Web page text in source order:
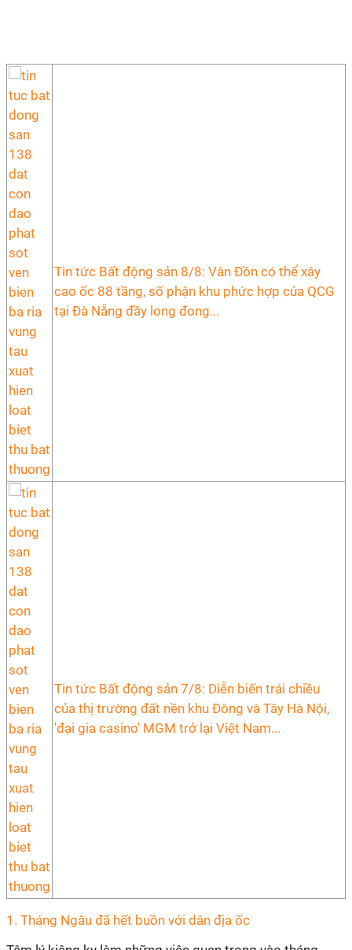
Tin tức Bất động sản 8/8: Vân Đồn có thể xây
cao ốc 88 tầng, số phận khu phức hợp của QCG
tại Đà Nẵng đầy long đong...
Tin tức Bất động sản 7/8: Diễn biến trái chiều
của thị trường đất nền khu Đông và Tây Hà Nội,
'đại gia casino' MGM trở lại Việt Nam...
1. Tháng Ngâu đã hết buồn với dân địa ốc